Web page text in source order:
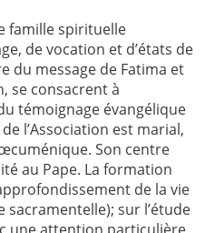
famille spirituelle
de vocation et d’états de
du message de Fatima et
se consacrent à
témoignage évangélique
l’Association est marial,
Son centre
au Pape. La formation
de la vie
sur l’étude